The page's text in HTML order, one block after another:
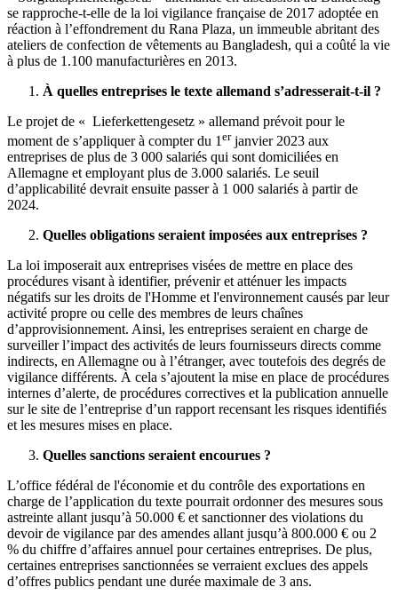
se rapproche-t-elle de la loi vigilance française de 2017 adoptée en
réaction à l’effondrement du Rana Plaza, un immeuble abritant des
ateliers de confection de vêtements au Bangladesh, qui a coûté la vie
à plus de 1.100 manufacturières en 2013.
À quelles entreprises le texte allemand s’adresserait-t-il ?
Le projet de « Lieferkettengesetz » allemand prévoit pour le
moment de s’appliquer à compter du 1erjanvier 2023 aux
entreprises de plus de 3 000 salariés qui sont domiciliées en
Allemagne et employant plus de 3.000 salariés. Le seuil
d’applicabilité devrait ensuite passer à 1 000 salariés à partir de
2024.
Quelles obligations seraient imposées aux entreprises ?
La loi imposerait aux entreprises visées de mettre en place des
procédures visant à identifier, prévenir et atténuer les impacts
négatifs sur les droits de l'Homme et l'environnement causés par leur
activité propre ou celle des membres de leurs chaînes
d’approvisionnement. Ainsi, les entreprises seraient en charge de
surveiller l’impact des activités de leurs fournisseurs directs comme
indirects, en Allemagne ou à l’étranger, avec toutefois des degrés de
vigilance différents. À cela s’ajoutent la mise en place de procédures
internes d’alerte, de procédures correctives et la publication annuelle
sur le site de l’entreprise d’un rapport recensant les risques identifiés
et les mesures mises en place.
Quelles sanctions seraient encourues ?
L’office fédéral de l'économie et du contrôle des exportations en
charge de l’application du texte pourrait ordonner des mesures sous
astreinte allant jusqu’à 50.000 € et sanctionner des violations du
devoir de vigilance par des amendes allant jusqu’à 800.000 € ou 2
% du chiffre d’affaires annuel pour certaines entreprises. De plus,
certaines entreprises sanctionnées se verraient exclues des appels
d’offres publics pendant une durée maximale de 3 ans.